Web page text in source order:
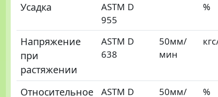
Усадка
ASTM D
955
%
Напряжение
при
растяжении
ASTM D
638
50мм/
мин
Относительное
ASTM D
50мм/
%